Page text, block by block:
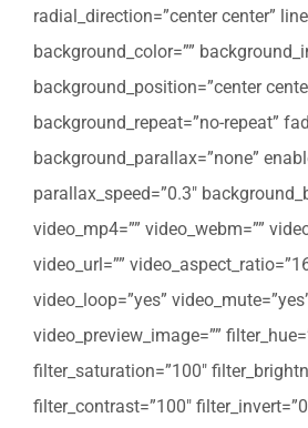
radial_direction=”center center”
background_color=””
background_position=”center
background_repeat=”no-repeat”
background_parallax=”none”
parallax_speed=”0.3″
video_mp4=”” video_webm=””
video_url=””
video_loop=”yes”
video_preview_image=””
filter_saturation=”100″
filter_contrast=”100″